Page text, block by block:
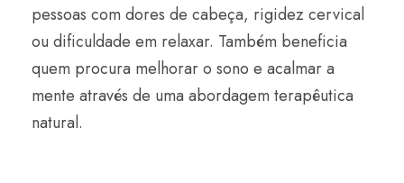
pessoas com dores de cabeça, rigidez cervical
ou dificuldade em relaxar. Também beneficia
quem procura melhorar o sono e acalmar a
mente através de uma abordagem terapêutica
natural.